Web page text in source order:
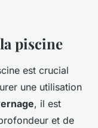
piscine
est crucial
une utilisation
, il est
et de